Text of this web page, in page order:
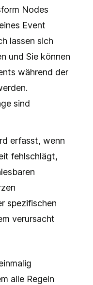
Nodes
Event
lassen sich
und Sie können
während der
sind
erfasst, wenn
fehlschlägt,
spezifischen
verursacht
alle Regeln